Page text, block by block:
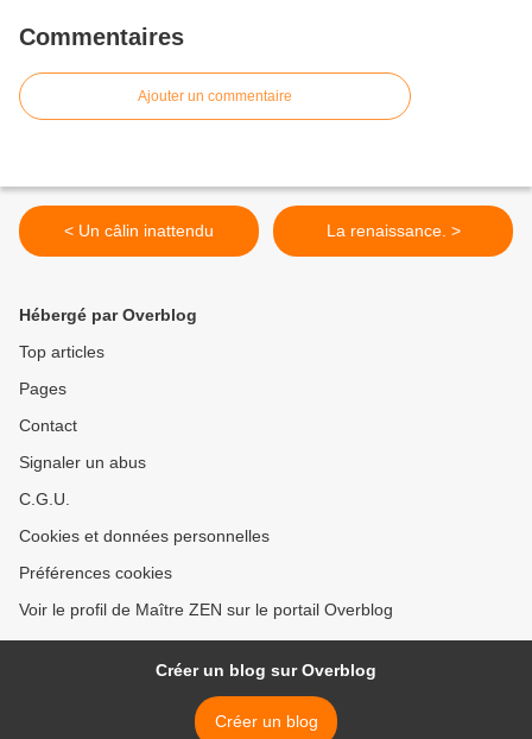
Commentaires
Ajouter un commentaire
< Un câlin inattendu La renaissance. >
Hébergé par Overblog
Top articles
Pages
Contact
Signaler un abus
C.G.U.
Cookies et données personnelles
Préférences cookies
Voir le profil de Maître ZEN sur le portail Overblog
Créer un blog sur Overblog
Créer un blog